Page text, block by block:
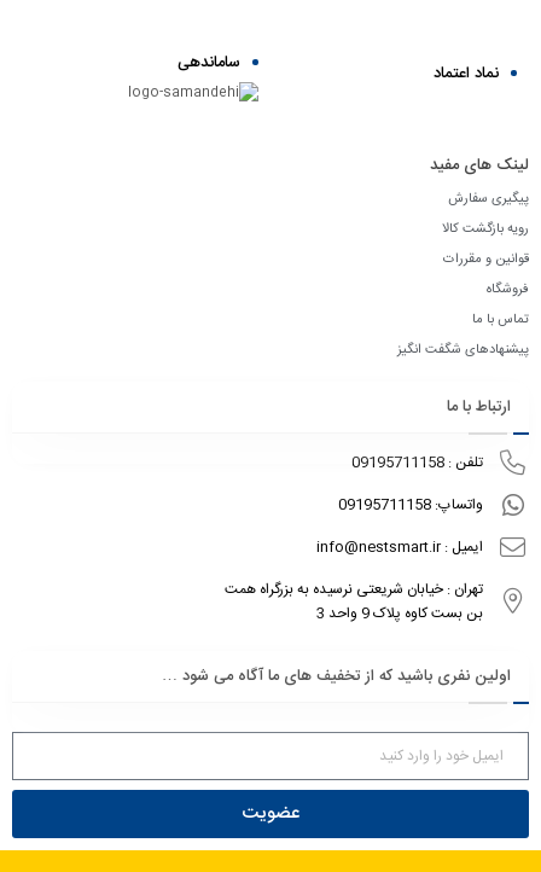
نماد اعتماد ساماندهی
لینک های مفید
پیگیری سفارش
رویه بازگشت کالا
قوانین و مقررات
فروشگاه
تماس با ما
پیشنهادهای شگفت انگیز
ارتباط با ما
تلفن : 09195711158
واتساپ: 09195711158
ایمیل : info@nestsmart.ir
تهران : خیابان شریعتی نرسیده به بزرگراه همت
بن بست کاوه پلاک 9 واحد 3
اولین نفری باشید که از تخفیف های ما آگاه می شود …
عضویت